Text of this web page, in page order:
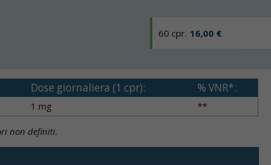
60 cpr. 16,00 €
Dose giornaliera (1 cpr): % VNR*:
1 mg **
non definiti.